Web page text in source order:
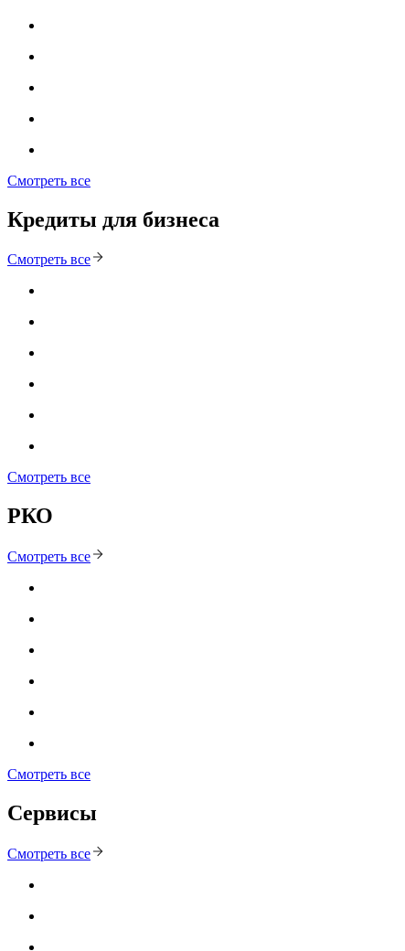
Смотреть все
Кредиты для бизнеса
Смотреть все
Смотреть все
РКО
Смотреть все
Смотреть все
Сервисы
Смотреть все